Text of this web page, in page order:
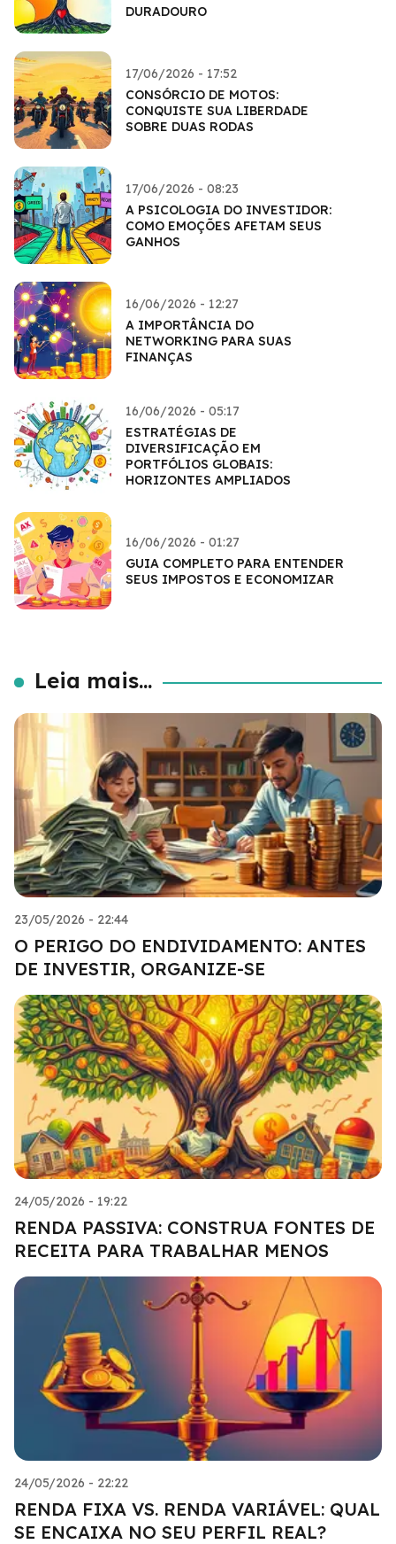
DURADOURO
17/06/2026 - 17:52
CONSÓRCIO DE MOTOS:
CONQUISTE SUA LIBERDADE
SOBRE DUAS RODAS
17/06/2026 - 08:23
A PSICOLOGIA DO INVESTIDOR:
COMO EMOÇÕES AFETAM SEUS
GANHOS
16/06/2026 - 12:27
A IMPORTÂNCIA DO
NETWORKING PARA SUAS
FINANÇAS
16/06/2026 - 05:17
ESTRATÉGIAS DE
DIVERSIFICAÇÃO EM
PORTFÓLIOS GLOBAIS:
HORIZONTES AMPLIADOS
16/06/2026 - 01:27
GUIA COMPLETO PARA ENTENDER
SEUS IMPOSTOS E ECONOMIZAR
Leia mais...
23/05/2026 - 22:44
O PERIGO DO ENDIVIDAMENTO: ANTES
DE INVESTIR, ORGANIZE-SE
24/05/2026 - 19:22
RENDA PASSIVA: CONSTRUA FONTES DE
RECEITA PARA TRABALHAR MENOS
24/05/2026 - 22:22
RENDA FIXA VS. RENDA VARIÁVEL: QUAL
SE ENCAIXA NO SEU PERFIL REAL?